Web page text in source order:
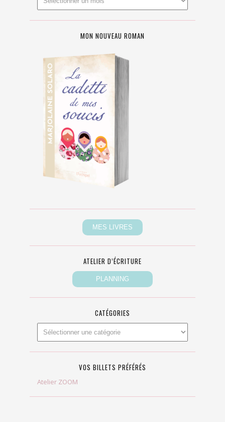
MON NOUVEAU ROMAN
ATELIER D’ÉCRITURE
CATÉGORIES
VOS BILLETS PRÉFÉRÉS
Atelier ZOOM